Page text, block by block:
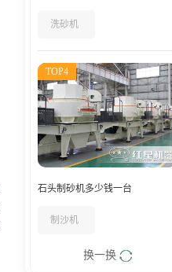
洗砂机
TOP4
石头制砂机多少钱一台
制沙机
换一换